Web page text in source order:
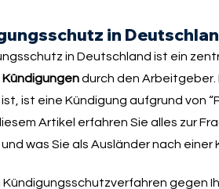
in
in Deutschland ist ein
Kündigungendurch den Arbeitgeber.
ist eine Kündigung aufgrund von
Artikel erfahren Sie alles zur
was Sie als Ausländer nach einer
Kündigungsschutzverfahren gegen